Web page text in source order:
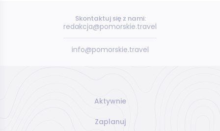
Skontaktuj się z nami:
redakcja@pomorskie.travel
info@pomorskie.travel
Aktywnie
Zaplanuj